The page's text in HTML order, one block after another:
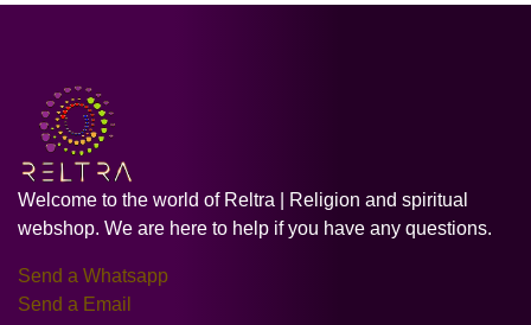
Welcome to the world of Reltra | Religion and spiritual
webshop. We are here to help if you have any questions.
Send a Whatsapp
Send a Email